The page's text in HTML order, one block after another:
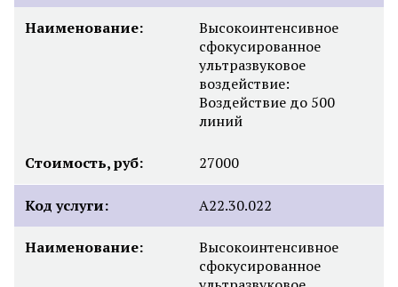
Наименование:
Высокоинтенсивное
сфокусированное
ультразвуковое
воздействие:
Воздействие до 500
линий
Стоимость, руб: 27000
Код услуги: А22.30.022
Наименование:
Высокоинтенсивное
сфокусированное